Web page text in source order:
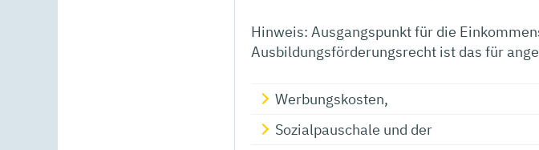
Hinweis: Ausgangspunkt für die
Ausbildungsförderungsrecht ist das für
Werbungskosten,
Sozialpauschale und der